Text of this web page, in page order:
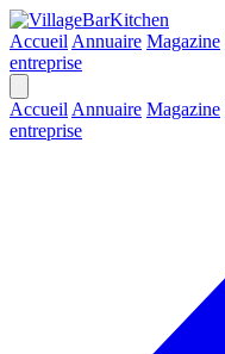
Accueil Annuaire Magazine
entreprise
Accueil Annuaire Magazine
entreprise